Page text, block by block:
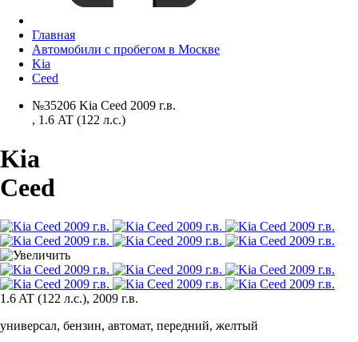
Главная
Автомобили с пробегом в Москве
Kia
Ceed
№35206 Kia Ceed 2009 г.в.
, 1.6 AT (122 л.с.)
Kia
Ceed
1.6 AT (122 л.с.), 2009 г.в.
универсал, бензин, автомат, передний, желтый